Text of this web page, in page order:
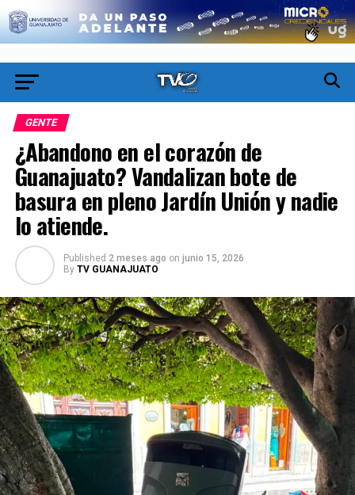
GENTE
¿Abandono en el corazón de
Guanajuato? Vandalizan bote de
basura en pleno Jardín Unión y nadie
lo atiende.
Published 2 meses ago on junio 15, 2026
By TV GUANAJUATO